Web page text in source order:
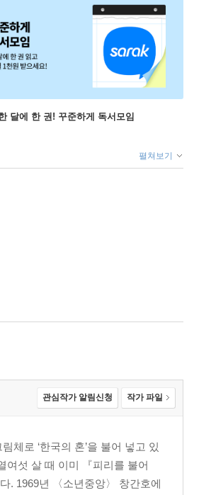
달에 한 권! 꾸준하게 독서모임
펼쳐보기
관심작가 알림신청 작가 파일
체로 ‘한국의 혼’을 불어 넣고 있
여섯 살 때 이미 『피리를 불어
. 1969년 〈소년중앙〉 창간호에